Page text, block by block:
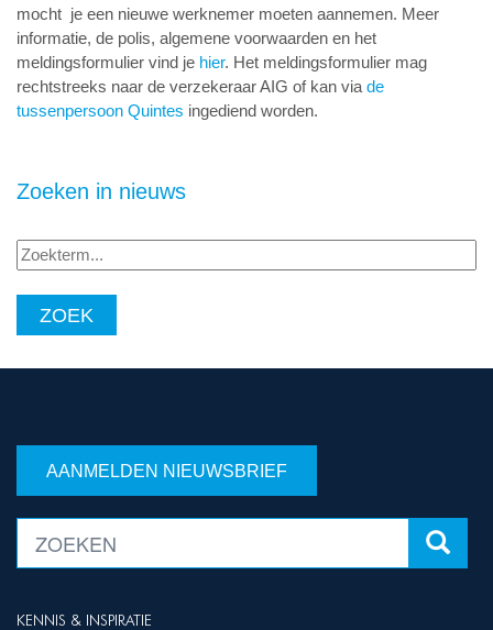
mocht je een nieuwe werknemer moeten aannemen. Meer
informatie, de polis, algemene voorwaarden en het
meldingsformulier vind je hier. Het meldingsformulier mag
rechtstreeks naar de verzekeraar AIG of kan via de
tussenpersoon Quintes ingediend worden.
Zoeken in nieuws
AANMELDEN NIEUWSBRIEF
KENNIS & INSPIRATIE